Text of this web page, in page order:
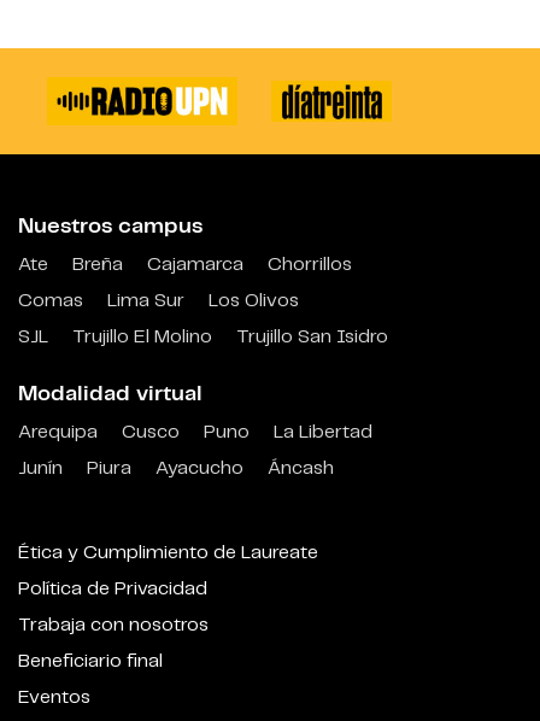
Nuestros campus
Ate Breña Cajamarca
Chorrillos
Comas
Lima Sur
Los Olivos
SJL
Trujillo El Molino Trujillo San Isidro
Modalidad virtual
Arequipa Cusco Puno
La Libertad
Junín
Piura Ayacucho Áncash
Ética y Cumplimiento de Laureate
Política de Privacidad
Trabaja con nosotros
Beneficiario final
Eventos